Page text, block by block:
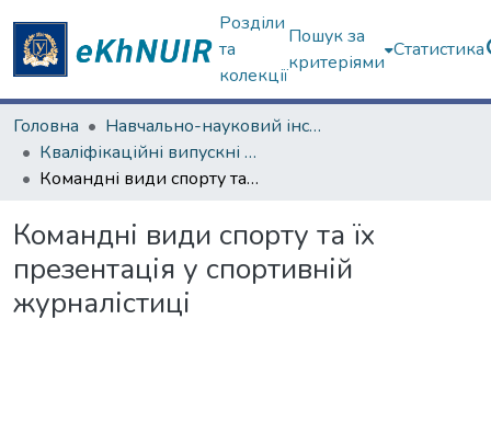
Розділи
та
колекції
Пошук за
критеріями
Статистика
Головна
Навчально-науковий інститут соціології та медіакомунікацій
Кваліфікаційні випускні роботи бакалаврів. Навчально-науковий інститут соціології та медіакомунікацій
Командні види спорту та їх презентація у спортивній журналістиці
Командні види спорту та їх
презентація у спортивній
журналістиці